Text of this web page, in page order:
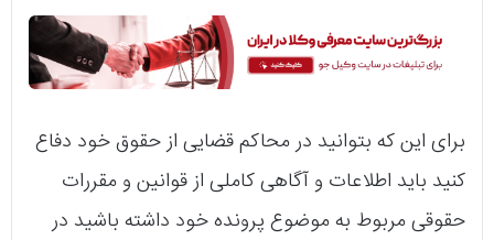
برای این که بتوانید در محاکم قضایی از حقوق خود دفاع
کنید باید اطلاعات و آگاهی کاملی از قوانین و مقررات
حقوقی مربوط به موضوع پرونده خود داشته باشید در